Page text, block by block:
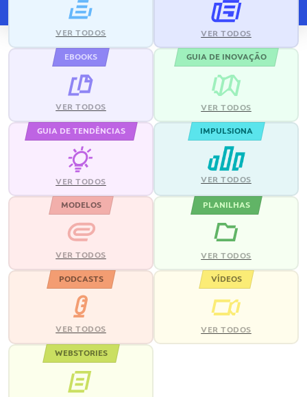
VER TODOS VER TODOS
EBOOKS
VER TODOS
GUIA DE INOVAÇÃO
VER TODOS
GUIA DE TENDÊNCIAS
VER TODOS
IMPULSIONA
VER TODOS
MODELOS
VER TODOS
PLANILHAS
VER TODOS
PODCASTS
VER TODOS
VÍDEOS
VER TODOS
WEBSTORIES